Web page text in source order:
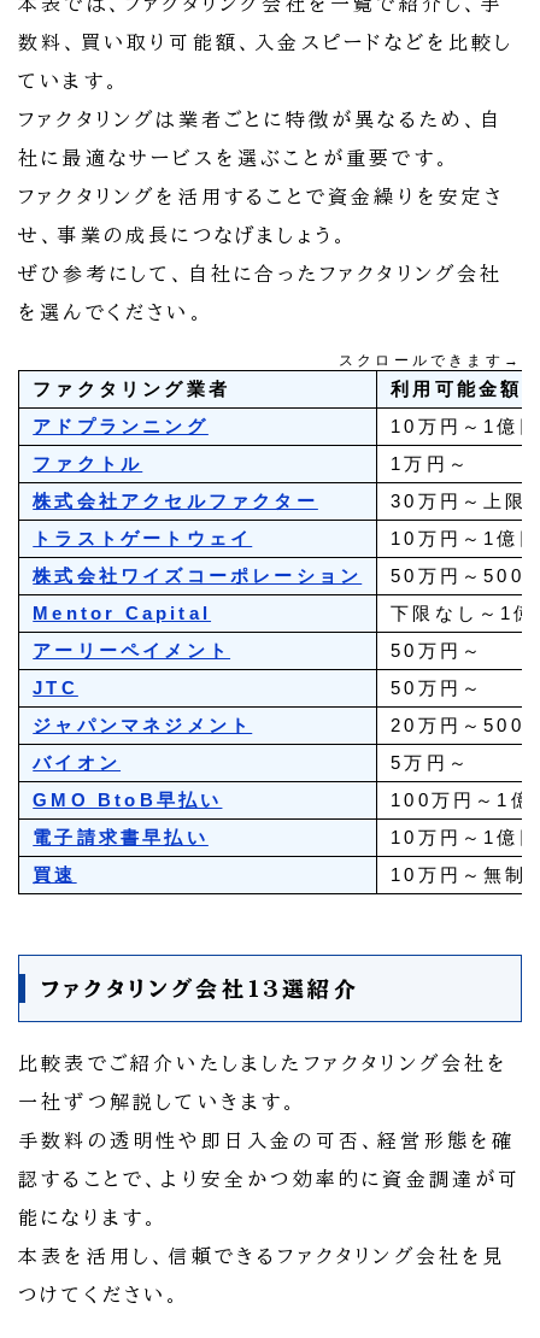
本表では、ファクタリング会社を一覧で紹介し、手
数料、買い取り可能額、入金スピードなどを比較し
ています。
ファクタリングは業者ごとに特徴が異なるため、自
社に最適なサービスを選ぶことが重要です。
ファクタリングを活用することで資金繰りを安定さ
せ、事業の成長につなげましょう。
ぜひ参考にして、自社に合ったファクタリング会社
を選んでください。
スクロールできます→
ファクタリング業者
利用可能金額
アドプランニング
10万円～1億円
ファクトル
1万円～
株式会社アクセルファクター
30万円～上限
トラストゲートウェイ
10万円～1億円
株式会社ワイズコーポレーション
50万円～5000
Mentor Capital
下限なし～1億
アーリーペイメント
50万円～
JTC
50万円～
ジャパンマネジメント
20万円～
バイオン
5万円～
GMO BtoB早払い
100万円～1億
電子請求書早払い
10万円～1億円
買速
10万円～無制
ファクタリング会社13選紹介
比較表でご紹介いたしましたファクタリング会社を
一社ずつ解説していきます。
手数料の透明性や即日入金の可否、経営形態を確
認することで、より安全かつ効率的に資金調達が可
能になります。
本表を活用し、信頼できるファクタリング会社を見
つけてください。